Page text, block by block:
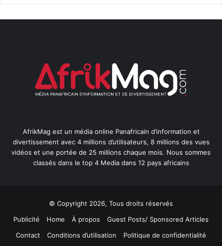
AfrikMag est un média online Panafricain d’information et
divertissement avec 4 millions d’utilisateurs, 8 millions des vues
vidéos et une portée de 25 millions chaque mois. Nous sommes
classés dans le top 4 Media dans 12 pays africains
© Copyright 2026, Tous droits réservés
Publicité
Home À propos
Guest Posts/ Sponsored Articles
Contact
Conditions d’utilisation Politique de confidentialité